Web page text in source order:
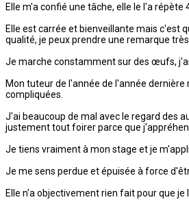
Elle m'a confié une tâche, elle le l'a
Elle est carrée et bienveillante mais c'est
qualité, je peux prendre une remarque
Je marche constamment sur des œufs,
Mon tuteur de l'année de l'année
compliquées.
J'ai beaucoup de mal avec le regard des
justement tout foirer parce que
Je tiens vraiment à mon stage et je
Je me sens perdue et épuisée à force
Elle n'a objectivement rien fait pour que